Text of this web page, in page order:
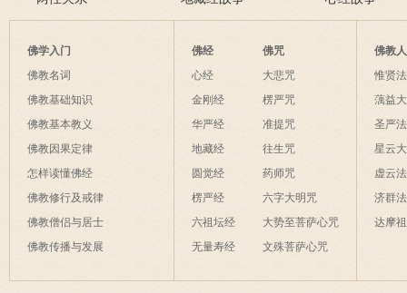
佛学入门
佛教名词
佛教基础知识
佛教基本教义
佛教因果定律
怎样读懂佛经
佛教修行及戒律
佛教僧侣与居士
佛教传播与发展
佛经
心经
金刚经
华严经
地藏经
圆觉经
楞严经
六祖坛经
无量寿经
佛咒
大悲咒
楞严咒
准提咒
往生咒
药师咒
六字大明咒
大势至菩萨心咒
文殊菩萨心咒
佛教
惟贤
蕅益
圣严
星云
虚云
济群
达摩